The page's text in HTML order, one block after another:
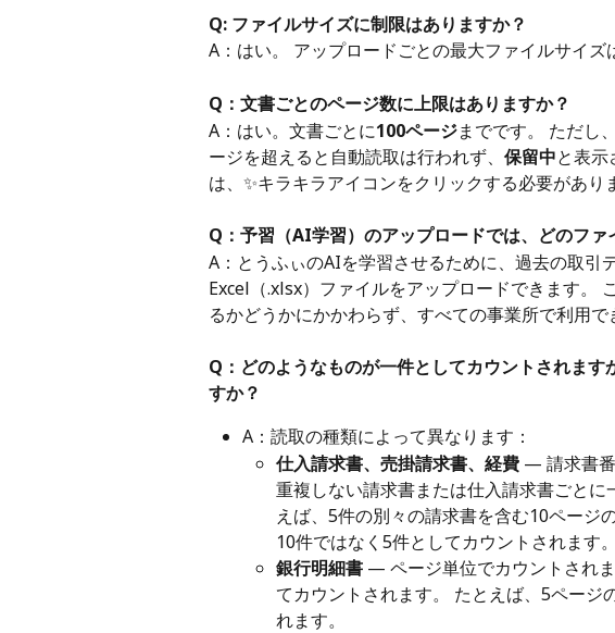
Q: ファイルサイズに制限はありますか？
A：はい。 アップロードごとの最大ファイルサイズ
Q：文書ごとのページ数に上限はありますか？
A：はい。文書ごとに100ページまでです。 ただし、
ージを超えると自動読取は行われず、 保留中と表
は、✨キラキラアイコンをクリックする必要があり
Q：予習（AI学習）のアップロードでは、どのファ
A：とうふぃのAIを学習させるために、過去の取引
Excel（.xlsx）ファイルをアップロードできます。
るかどうかにかかわらず、すべての事業所で利用で
Q：どのようなものが一件としてカウントされます
すか？
A：読取の種類によって異なります：
仕入請求書、売掛請求書、経費 — 請求書番
重複しない請求書または仕入請求書ごと
えば、5件の別々の請求書を含む10ページ
10件ではなく5件としてカウントされます。
銀行明細書 — ページ単位でカウントされ
てカウントされます。 たとえば、5ページ
れます。